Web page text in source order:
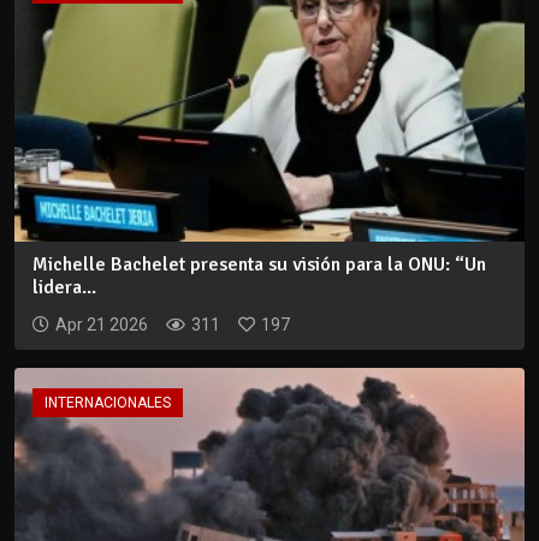
Michelle Bachelet presenta su visión para la ONU: “Un
lidera...
Apr 21 2026 311 197
INTERNACIONALES